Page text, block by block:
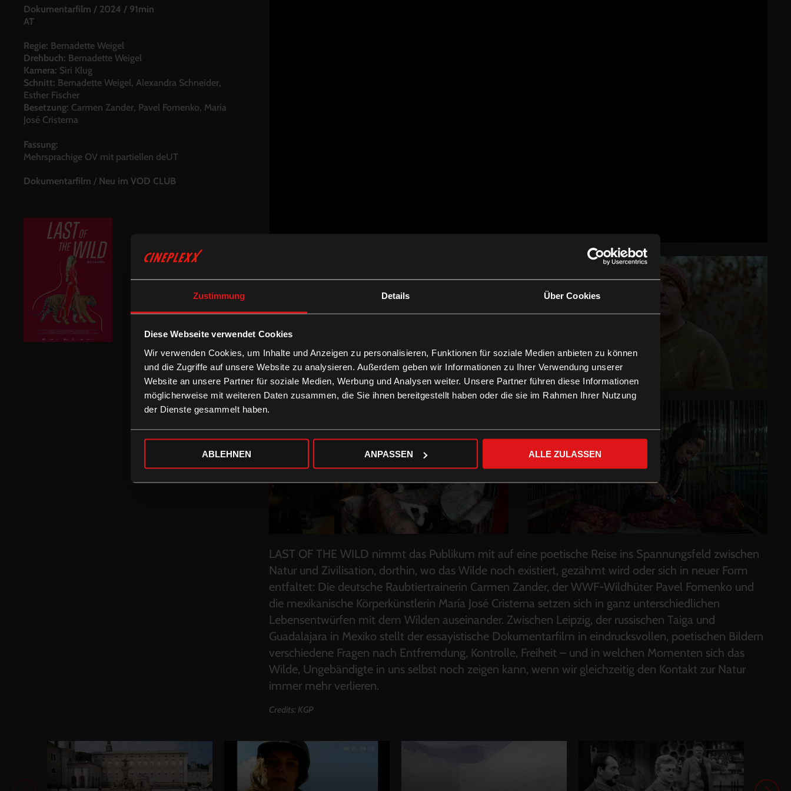
Zustimmung Details Über Cookies
Diese Webseite verwendet Cookies
Wir verwenden Cookies, um Inhalte und Anzeigen zu personalisieren, Funktionen für soziale Medien anbieten zu können
und die Zugriffe auf unsere Website zu analysieren. Außerdem geben wir Informationen zu Ihrer Verwendung unserer
Website an unsere Partner für soziale Medien, Werbung und Analysen weiter. Unsere Partner führen diese Informationen
möglicherweise mit weiteren Daten zusammen, die Sie ihnen bereitgestellt haben oder die sie im Rahmen Ihrer Nutzung
der Dienste gesammelt haben.
ABLEHNEN ANPASSEN ALLE ZULASSEN
Dokumentarfilm / 2024 / 91min
AT
Regie: Bernadette Weigel
Drehbuch: Bernadette Weigel
Kamera: Siri Klug
Schnitt: Bernadette Weigel, Alexandra Schneider,
Esther Fischer
Besetzung: Carmen Zander, Pavel Fomenko, María
José Cristerna
Fassung:
Mehrsprachige OV mit partiellen deUT
Dokumentarfilm / Neu im VOD CLUB
LAST OF THE WILD nimmt das Publikum mit auf eine poetische Reise ins Spannungsfeld zwischen
Natur und Zivilisation, dorthin, wo das Wilde noch existiert, gezähmt wird oder sich in neuer Form
entfaltet: Die deutsche Raubtiertrainerin Carmen Zander, der WWF-Wildhüter Pavel Fomenko und
die mexikanische Körperkünstlerin María José Cristerna setzen sich in ganz unterschiedlichen
Lebensentwürfen mit dem Wilden auseinander. Zwischen Leipzig, der russischen Taiga und
Guadalajara in Mexiko stellt der essayistische Dokumentarfilm in eindrucksvollen, poetischen Bildern
verschiedene Fragen nach Entfremdung, Kontrolle, Freiheit – und in welchen Momenten sich das
Wilde, Ungebändigte in uns selbst noch zeigen kann, wenn wir gleichzeitig den Kontakt zur Natur
immer mehr verlieren.
Credits: KGP